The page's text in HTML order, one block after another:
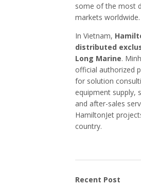
some of the most
markets worldwide.
In Vietnam,
distributed
Long Marine.
official authorized
for solution
equipment supply,
and after-sales
HamiltonJet
country.
Recent Post